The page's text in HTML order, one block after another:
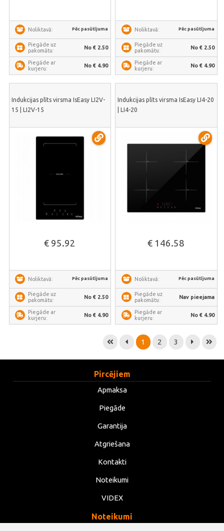
Noliktavā: Pēc pasūtījuma
Piegāde uz
pakomātu:
No € 2.50
Piegāde ar
kurjeru:
No € 4.90
Noliktavā: Pēc pasūtījuma
Piegāde uz
pakomātu:
No € 2.50
Piegāde ar
kurjeru:
No € 4.90
Indukcijas plīts virsma IsEasy LI2V-
15 | LI2V-15
€ 95.92
Noliktavā: Pēc pasūtījuma
Piegāde uz
pakomātu:
No € 2.50
Piegāde ar
kurjeru:
No € 4.90
Indukcijas plīts virsma IsEasy LI4-20
| LI4-20
€ 146.58
Noliktavā: Pēc pasūtījuma
Piegāde uz
pakomātu:
Nav pieejama
Piegāde ar
kurjeru:
No € 4.90
1 2 3
Pircējiem
Apmaksa
Piegāde
Garantija
Atgriešana
Kontakti
Noteikumi
VIDEX
Noteikumi